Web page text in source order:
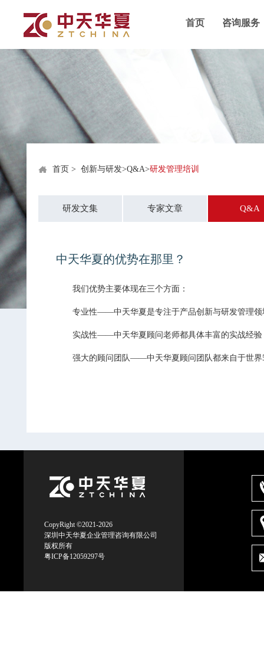
首页 咨询服务
首页 > 创新与研发>Q&A>研发管理培训
研发文集 专家文章 Q&A
中天华夏的优势在那里？
我们优势主要体现在三个方面：
专业性——中天华夏是专注于产品创新与研发管理领
实战性——中天华夏顾问老师都具体丰富的实战经验，
强大的顾问团队——中天华夏顾问团队都来自于世界
CopyRight ©2021-2026
深圳中天华夏企业管理咨询有限公司
版权所有
粤ICP备12059297号